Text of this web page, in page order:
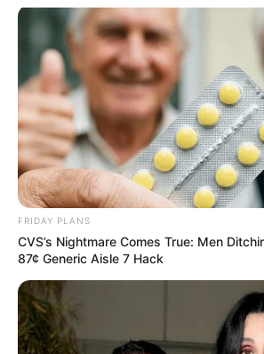
FRIDAY PLANS
CVS’s Nightmare Comes True: Men
87¢ Generic Aisle 7 Hack